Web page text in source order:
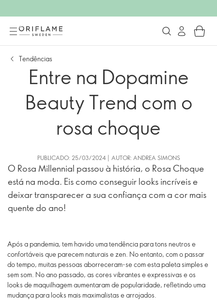
Tendências
Entre na Dopamine
Beauty Trend com o
rosa choque
PUBLICADO: 25/03/2024 | AUTOR: ANDREA SIMONS
O Rosa Millennial passou à história, o Rosa Choque
está na moda. Eis como conseguir looks incríveis e
deixar transparecer a sua confiança com a cor mais
quente do ano!
Após a pandemia, tem havido uma tendência para tons neutros e
confortáveis que parecem naturais e zen. No entanto, com o passar
do tempo, muitas pessoas aborreceram-se com esta paleta simples e
sem som. No ano passado, as cores vibrantes e expressivas e os
looks de maquilhagem aumentaram de popularidade, refletindo uma
mudança para looks mais maximalistas e arrojados.